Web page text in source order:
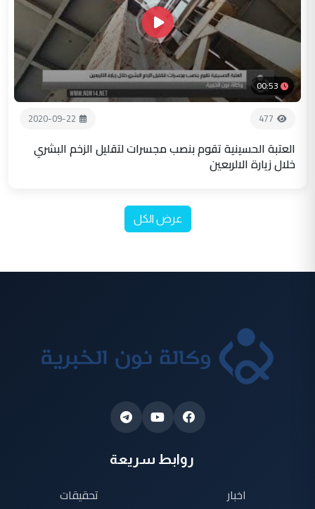
00:53
477
2020-09-22
العتبة الحسينية تقوم بنصب مجسرات لتقليل الزخم البشري
خلال زيارة الالربعين
عرض الكل
روابط سريعة
اخبار
تحقيقات